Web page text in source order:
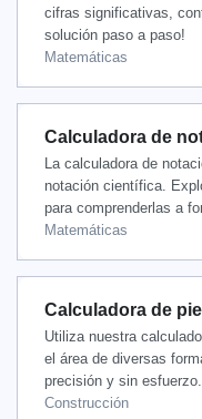
cifras significativas,
solución paso a paso!
Matemáticas
Calculadora de
La calculadora de
notación científica.
para comprenderlas a
Matemáticas
Calculadora de
Utiliza nuestra
el área de diversas
precisión y sin esfuerzo.
Construcción